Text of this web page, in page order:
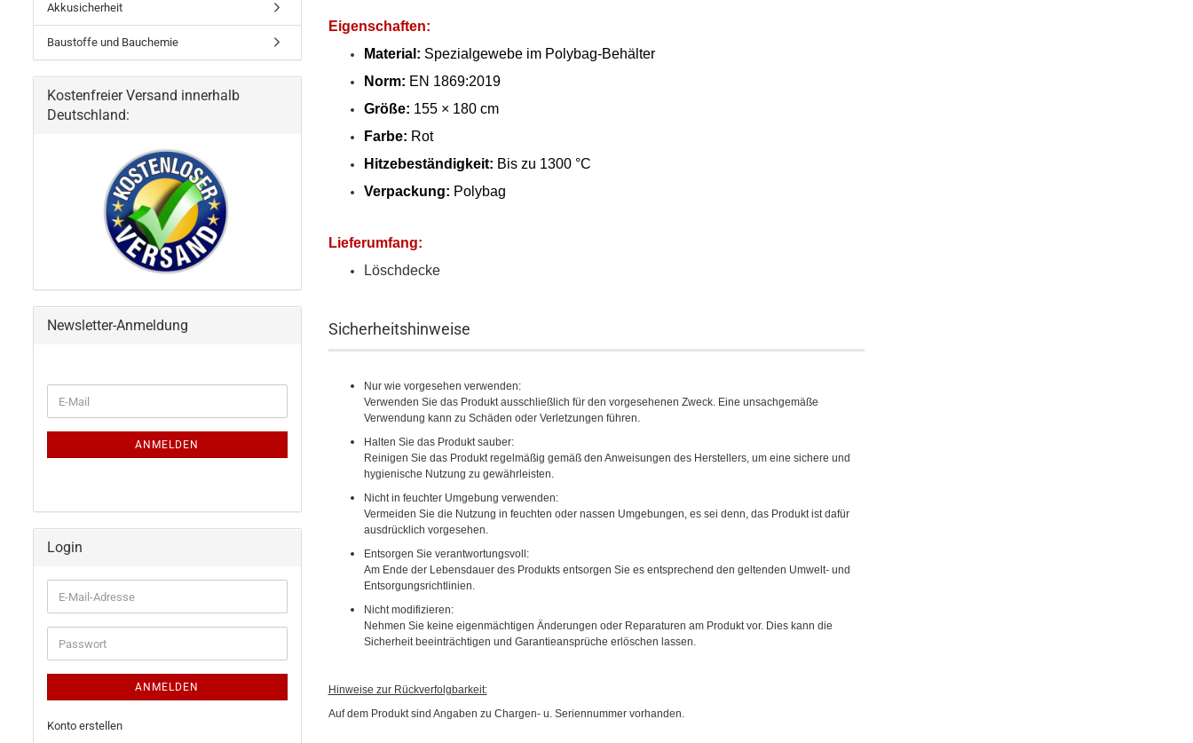
Eigenschaften:
Material: Spezialgewebe im Polybag-Behälter
Norm: EN 1869:2019
Größe: 155 × 180 cm
Farbe: Rot
Hitzebeständigkeit: Bis zu 1300 °C
Verpackung: Polybag
Lieferumfang:
Löschdecke
Sicherheitshinweise
Nur wie vorgesehen verwenden:
Verwenden Sie das Produkt ausschließlich für den vorgesehenen Zweck. Eine unsachgemäße
Verwendung kann zu Schäden oder Verletzungen führen.
Halten Sie das Produkt sauber:
Reinigen Sie das Produkt regelmäßig gemäß den Anweisungen des Herstellers, um eine sichere und
hygienische Nutzung zu gewährleisten.
Nicht in feuchter Umgebung verwenden:
Vermeiden Sie die Nutzung in feuchten oder nassen Umgebungen, es sei denn, das Produkt ist dafür
ausdrücklich vorgesehen.
Entsorgen Sie verantwortungsvoll:
Am Ende der Lebensdauer des Produkts entsorgen Sie es entsprechend den geltenden Umwelt- und
Entsorgungsrichtlinien.
Nicht modifizieren:
Nehmen Sie keine eigenmächtigen Änderungen oder Reparaturen am Produkt vor. Dies kann die
Sicherheit beeinträchtigen und Garantieansprüche erlöschen lassen.
Hinweise zur Rückverfolgbarkeit:
Auf dem Produkt sind Angaben zu Chargen- u. Seriennummer vorhanden.
Akkusicherheit
Baustoffe und Bauchemie
Kostenfreier Versand innerhalb
Deutschland:
Newsletter-Anmeldung
ZUR
E-
Mail
ANMELDEN
Login
E-
Mail-
Adresse
Passwort
ANMELDEN
Konto erstellen